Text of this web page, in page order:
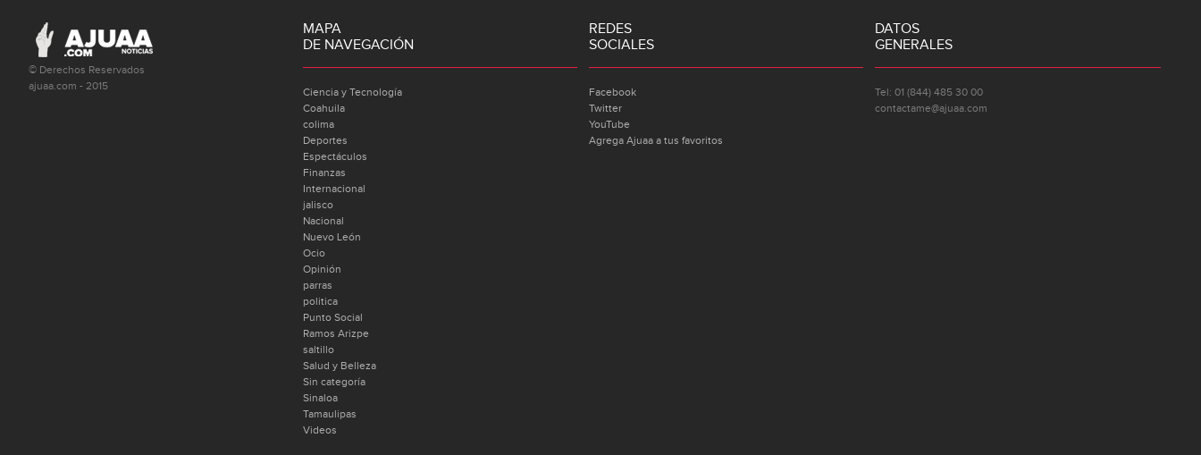
© Derechos Reservados
ajuaa.com - 2015
MAPA
DE NAVEGACIÓN
Ciencia y Tecnología
Coahuila
colima
Deportes
Espectáculos
Finanzas
Internacional
jalisco
Nacional
Nuevo León
Ocio
Opinión
parras
politica
Punto Social
Ramos Arizpe
saltillo
Salud y Belleza
Sin categoría
Sinaloa
Tamaulipas
Videos
REDES
SOCIALES
Facebook
Twitter
YouTube
Agrega Ajuaa a tus favoritos
DATOS
GENERALES
Tel: 01 (844) 485 30 00
contactame@ajuaa.com